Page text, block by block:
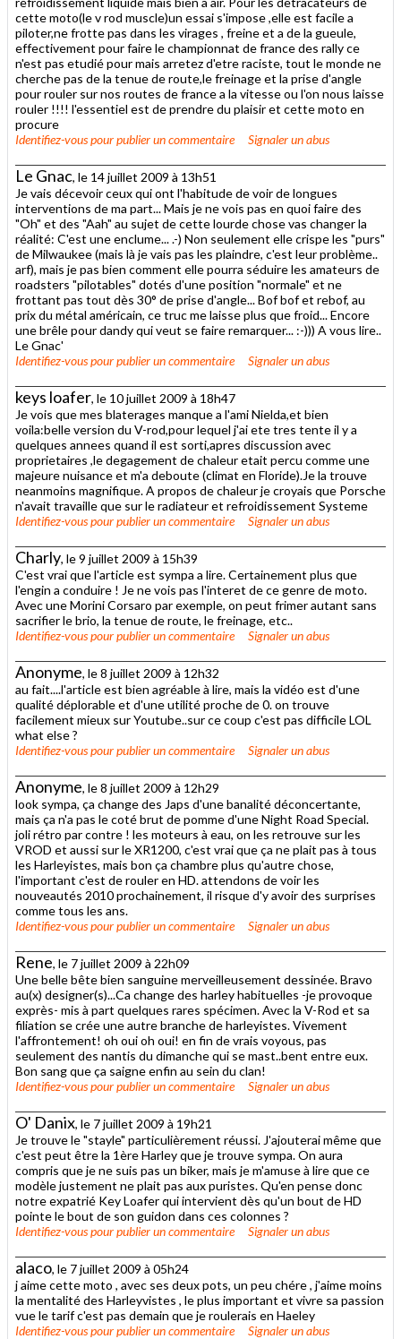
cette moto(le v rod muscle)un essai s'impose ,elle est facile a
piloter,ne frotte pas dans les virages , freine et a de la gueule,
effectivement pour faire le championnat de france des rally ce
n'est pas etudié pour mais arretez d'etre raciste, tout le monde ne
cherche pas de la tenue de route,le freinage et la prise d'angle
pour rouler sur nos routes de france a la vitesse ou l'on nous laisse
rouler !!!! l'essentiel est de prendre du plaisir et cette moto en
procure
Identifiez-vouspour publier un commentaire Signaler un abus
Le Gnac, le 14 juillet 2009 à 13h51
Je vais décevoir ceux qui ont l'habitude de voir de longues
interventions de ma part... Mais je ne vois pas en quoi faire des
"Oh" et des "Aah" au sujet de cette lourde chose vas changer la
réalité: C'est une enclume... .-) Non seulement elle crispe les "purs"
de Milwaukee (mais là je vais pas les plaindre, c'est leur problème..
arf), mais je pas bien comment elle pourra séduire les amateurs de
roadsters "pilotables" dotés d'une position "normale" et ne
frottant pas tout dès 30° de prise d'angle... Bof bof et rebof, au
prix du métal américain, ce truc me laisse plus que froid... Encore
une brêle pour dandy qui veut se faire remarquer... :-))) A vous lire..
Le Gnac'
Identifiez-vouspour publier un commentaire Signaler un abus
keys loafer, le 10 juillet 2009 à 18h47
Je vois que mes blaterages manque a l'ami Nielda,et bien
voila:belle version du V-rod,pour lequel j'ai ete tres tente il y a
quelques annees quand il est sorti,apres discussion avec
proprietaires ,le degagement de chaleur etait percu comme une
majeure nuisance et m'a deboute (climat en Floride).Je la trouve
neanmoins magnifique. A propos de chaleur je croyais que Porsche
n'avait travaille que sur le radiateur et refroidissement Systeme
Identifiez-vouspour publier un commentaire Signaler un abus
Charly, le 9 juillet 2009 à 15h39
C'est vrai que l'article est sympa a lire. Certainement plus que
l'engin a conduire ! Je ne vois pas l'interet de ce genre de moto.
Avec une Morini Corsaro par exemple, on peut frimer autant sans
sacrifier le brio, la tenue de route, le freinage, etc..
Identifiez-vouspour publier un commentaire Signaler un abus
Anonyme, le 8 juillet 2009 à 12h32
au fait....l'article est bien agréable à lire, mais la vidéo est d'une
qualité déplorable et d'une utilité proche de 0. on trouve
facilement mieux sur Youtube..sur ce coup c'est pas difficile LOL
what else ?
Identifiez-vouspour publier un commentaire Signaler un abus
Anonyme, le 8 juillet 2009 à 12h29
look sympa, ça change des Japs d'une banalité déconcertante,
mais ça n'a pas le coté brut de pomme d'une Night Road Special.
joli rétro par contre ! les moteurs à eau, on les retrouve sur les
VROD et aussi sur le XR1200, c'est vrai que ça ne plait pas à tous
les Harleyistes, mais bon ça chambre plus qu'autre chose,
l'important c'est de rouler en HD. attendons de voir les
nouveautés 2010 prochainement, il risque d'y avoir des surprises
comme tous les ans.
Identifiez-vouspour publier un commentaire Signaler un abus
Rene, le 7 juillet 2009 à 22h09
Une belle bête bien sanguine merveilleusement dessinée. Bravo
au(x) designer(s)...Ca change des harley habituelles -je provoque
exprès- mis à part quelques rares spécimen. Avec la V-Rod et sa
filiation se crée une autre branche de harleyistes. Vivement
l'affrontement! oh oui oh oui! en fin de vrais voyous, pas
seulement des nantis du dimanche qui se mast..bent entre eux.
Bon sang que ça saigne enfin au sein du clan!
Identifiez-vouspour publier un commentaire Signaler un abus
O' Danix, le 7 juillet 2009 à 19h21
Je trouve le "stayle" particulièrement réussi. J'ajouterai même que
c'est peut être la 1ère Harley que je trouve sympa. On aura
compris que je ne suis pas un biker, mais je m'amuse à lire que ce
modèle justement ne plait pas aux puristes. Qu'en pense donc
notre expatrié Key Loafer qui intervient dès qu'un bout de HD
pointe le bout de son guidon dans ces colonnes ?
Identifiez-vouspour publier un commentaire Signaler un abus
alaco, le 7 juillet 2009 à 05h24
j aime cette moto , avec ses deux pots, un peu chére , j'aime moins
la mentalité des Harleyvistes , le plus important et vivre sa passion
vue le tarif c'est pas demain que je roulerais en Haeley
Identifiez-vouspour publier un commentaire Signaler un abus